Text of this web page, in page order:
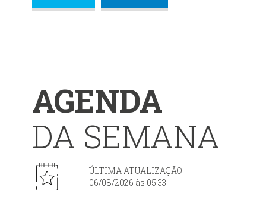
AGENDA
DA SEMANA
ÚLTIMA ATUALIZAÇÃO:
06/08/2026 às 05:33